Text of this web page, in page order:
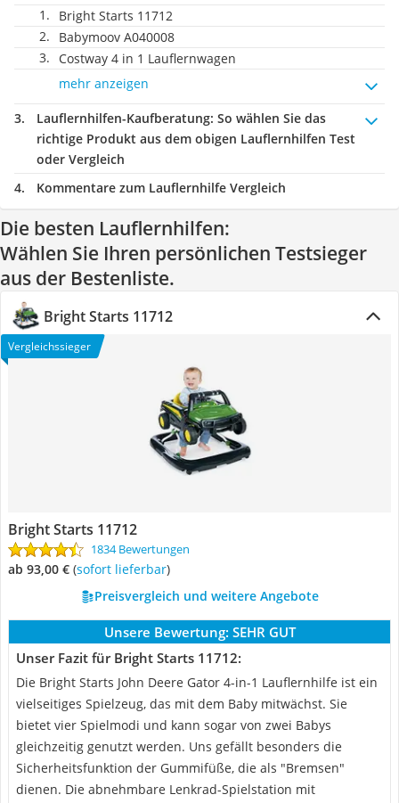
Bright Starts 11712
Babymoov A040008
Costway 4 in 1 Lauflernwagen
mehr anzeigen
Lauflernhilfen-Kaufberatung: So wählen Sie das
richtige Produkt aus dem obigen Lauflernhilfen Test
oder Vergleich
Kommentare zum Lauflernhilfe Vergleich
Die besten Lauflernhilfen:
Wählen Sie Ihren persönlichen Testsieger
aus der Bestenliste.
Bright Starts 11712
Vergleichssieger
Bright Starts 11712
1834 Bewertungen
ab 93,00 € ( Sofort lieferbar)
Preisvergleich und weitere Angebote
Unsere Bewertung: SEHR GUT
Unser Fazit für Bright Starts 11712:
Die Bright Starts John Deere Gator 4-in-1 Lauflernhilfe ist ein
vielseitiges Spielzeug, das mit dem Baby mitwächst. Sie
bietet vier Spielmodi und kann sogar von zwei Babys
gleichzeitig genutzt werden. Uns gefällt besonders die
Sicherheitsfunktion der Gummifüße, die als "Bremsen"
dienen. Die abnehmbare Lenkrad-Spielstation mit